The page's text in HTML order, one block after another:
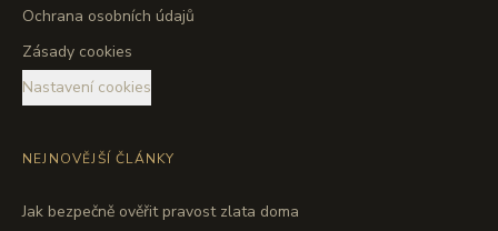
Ochrana osobních údajů
Zásady cookies
Nastavení cookies
NEJNOVĚJŠÍ ČLÁNKY
Jak bezpečně ověřit pravost zlata doma